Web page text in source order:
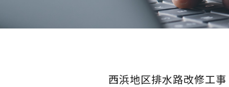
西浜地区排水路改修工